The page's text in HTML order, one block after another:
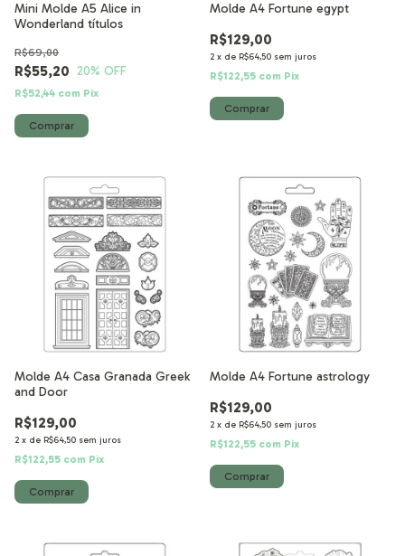
Mini Molde A5 Alice in
Wonderland títulos
R$55,20
R$69,00
20% OFF
R$52,44 com Pix
Molde A4 Fortune egypt
R$129,00
2 x de R$64,50 sem juros
R$122,55 com Pix
Molde A4 Casa Granada Greek
and Door
R$129,00
2 x de R$64,50 sem juros
R$122,55 com Pix
Molde A4 Fortune astrology
R$129,00
2 x de R$64,50 sem juros
R$122,55 com Pix